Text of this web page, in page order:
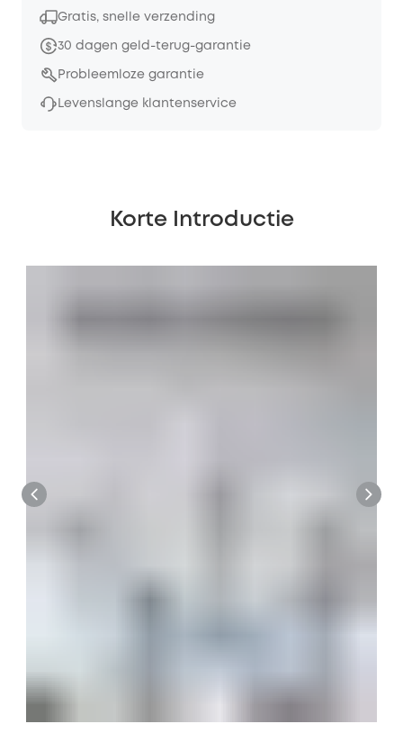
Gratis, snelle verzending
30 dagen geld-terug-garantie
Probleemloze garantie
Levenslange klantenservice
Korte Introductie